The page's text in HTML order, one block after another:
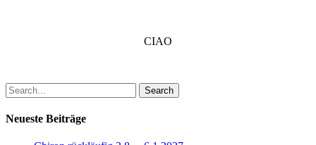
CIAO
Search
Neueste Beiträge